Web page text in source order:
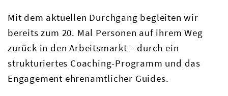
Mit dem aktuellen Durchgang begleiten wir
bereits zum 20. Mal Personen auf ihrem Weg
zurück in den Arbeitsmarkt – durch ein
strukturiertes Coaching-Programm und das
Engagement ehrenamtlicher Guides.